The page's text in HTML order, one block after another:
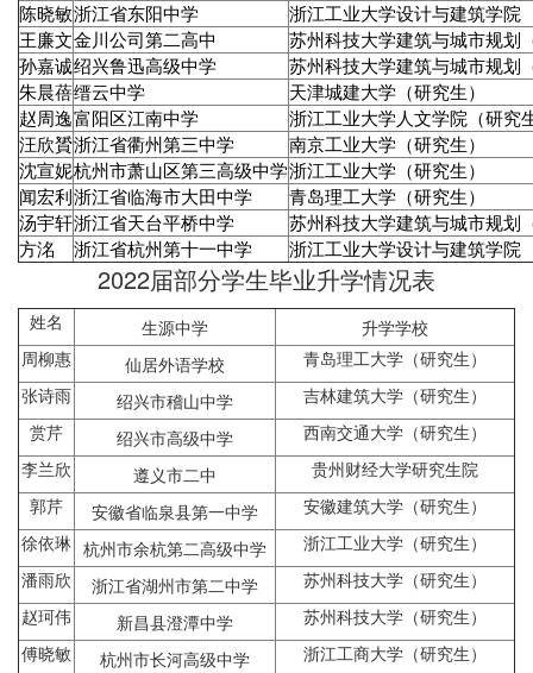
陈晓敏浙江省东阳中学
浙江工业大学设计与建筑学院
王廉文金川公司第二高中
苏州科技大学建筑与城市规划
孙嘉诚绍兴鲁迅高级中学
苏州科技大学建筑与城市规划
朱晨蓓缙云中学
天津城建大学（研究生）
赵周逸富阳区江南中学
浙江工业大学人文学院（研究
汪欣贇浙江省衢州第三中学
南京工业大学（研究生）
沈宣妮杭州市萧山区第三高级中学浙江工业大学（研究生）
闻宏利 浙江省临海市大田中学
青岛理工大学（研究生）
汤宇轩浙江省天台平桥中学
苏州科技大学建筑与城市规划
方洺
浙江省杭州第十一中学 浙江工业大学设计与建筑学院
2022届部分学生毕业升学情况表
姓名 生源中学
升学学校
周柳惠
仙居外语学校
青岛理工大学（研究生）
张诗雨
绍兴市稽山中学
吉林建筑大学（研究生）
赏芹
绍兴市高级中学
西南交通大学（研究生）
李兰欣
遵义市二中
贵州财经大学研究生院
郭芹
安徽省临泉县第一中学
安徽建筑大学（研究生）
徐依琳 杭州市余杭第二高级中学
浙江工业大学（研究生）
潘雨欣
浙江省湖州市第二中学
苏州科技大学（研究生）
赵珂伟
新昌县澄潭中学
苏州科技大学（研究生）
傅晓敏
杭州市长河高级中学
浙江工商大学（研究生）